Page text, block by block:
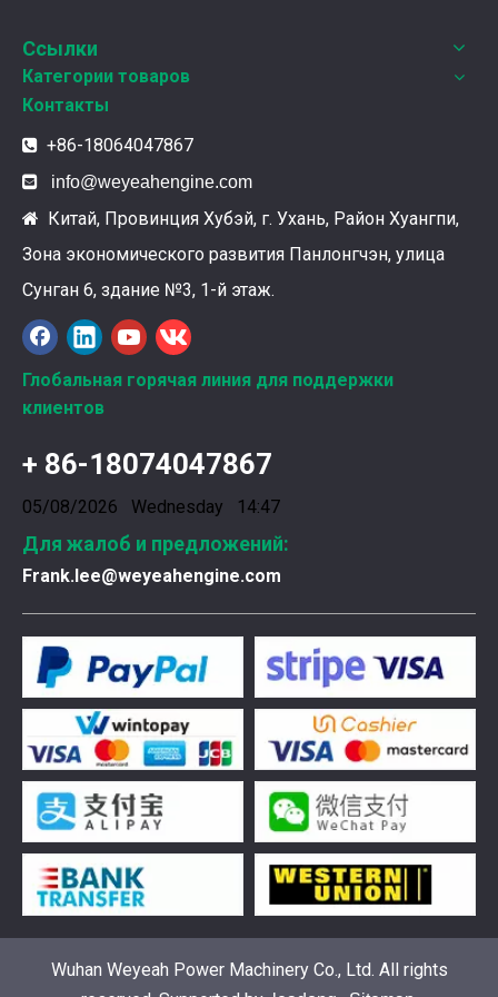
Ознакомление с подшипниками шатунных коленчатых валов Weyeah
Подшипники шатунных коленчатых валов Weyeah
Введена в эксплуатацию установка нового поколения на базе Jenbacher J624
Генераторная установка на природном газе,
Ссылки
Категории товаров
Контакты
 +86-18064047867
 info@weyeahengine.com
 Китай, Провинция Хубэй, г. Ухань, Район Хуангпи,
Зона экономического развития Панлонгчэн, улица
Сунган 6, здание №3, 1-й этаж.
Глобальная горячая линия для поддержки
клиентов
+ 86-18074047867
05/08/2026 Wednesday 14:47
Для жалоб и предложений:
Frank.lee@weyeahengine.com
Wuhan Weyeah Power Machinery Co., Ltd. All rights